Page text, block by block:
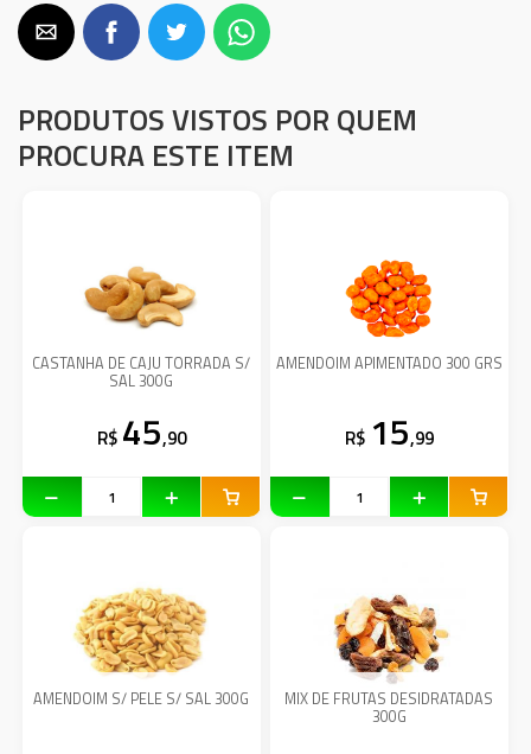
PRODUTOS VISTOS POR QUEM
PROCURA ESTE ITEM
CASTANHA DE CAJU TORRADA S/
SAL 300G
R$ 45,90
AMENDOIM APIMENTADO 300 GRS
R$ 15,99
AMENDOIM S/ PELE S/ SAL 300G MIX DE FRUTAS DESIDRATADAS
300G